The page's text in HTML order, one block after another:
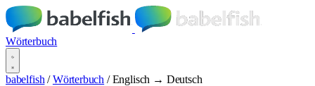
Wörterbuch
babelfish / Wörterbuch / Englisch → Deutsch